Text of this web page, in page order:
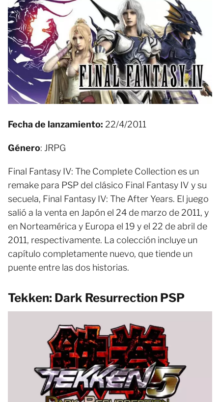
Fecha de lanzamiento: 22/4/2011
Género: JRPG
Final Fantasy IV: The Complete Collection es un
remake para PSP del clásico Final Fantasy IV y su
secuela, Final Fantasy IV: The After Years. El juego
salió a la venta en Japón el 24 de marzo de 2011, y
en Norteamérica y Europa el 19 y el 22 de abril de
2011, respectivamente. La colección incluye un
capítulo completamente nuevo, que tiende un
puente entre las dos historias.
Tekken: Dark Resurrection PSP